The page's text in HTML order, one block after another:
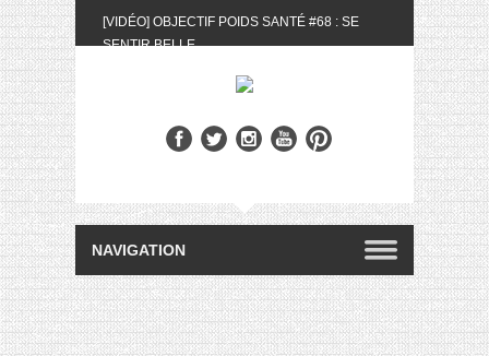
[VIDÉO] OBJECTIF POIDS SANTÉ #68 : SE
SENTIR BELLE
BIOTYFULL BOX DU MOIS DE MAI 2024 FEAT.
[VIDÉO] QUITOQUE #10 : MEAL PREP &
CONVIVIALITÉ
[VIDÉO] UNBOXING : LES MY LITTLE &
BIOTYFULL BOX DU MOIS D’AVRIL 2024
FEAT. AKILA
[VIDÉO] OBJECTIF POIDS SANTÉ #67 : L’AVIS
DES AUTRES, CE N’EST QUE LA VIE DES